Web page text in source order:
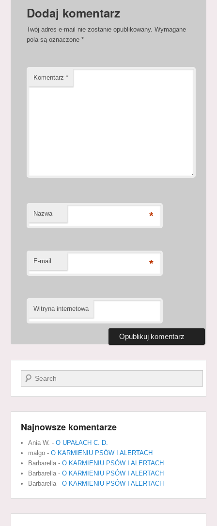
Dodaj komentarz
Twój adres e-mail nie zostanie opublikowany. Wymagane
pola są oznaczone*
Komentarz*
Nazwa *
E-mail *
Witryna internetowa
Szukaj
Najnowsze komentarze
Ania W. -O UPAŁACH C. D.
malgo -O KARMIENIU PSÓW I ALERTACH
Barbarella -O KARMIENIU PSÓW I ALERTACH
Barbarella -O KARMIENIU PSÓW I ALERTACH
Barbarella -O KARMIENIU PSÓW I ALERTACH